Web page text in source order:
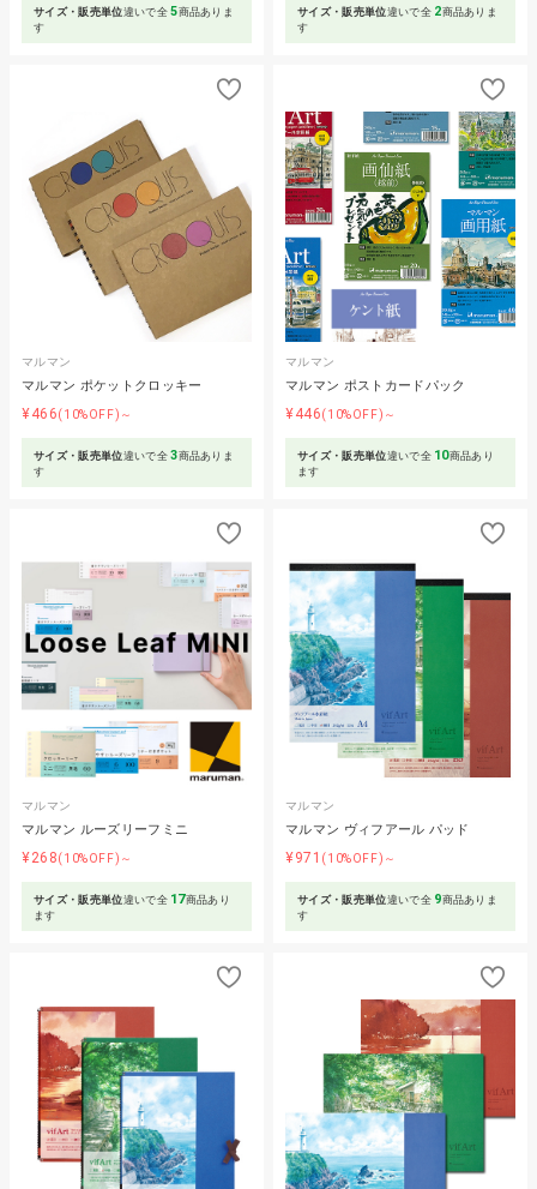
サイズ・販売単位違いで全5商品ありま
す
サイズ・販売単位違いで全 2商品ありま
す
マルマン
マルマン ポケットクロッキー
¥466(10%OFF)～
サイズ・販売単位違いで全3商品ありま
す
マルマン
マルマン ポストカードパック
¥446(10%OFF)～
サイズ・販売単位違いで全 10商品あり
ます
マルマン
マルマン ルーズリーフミニ
¥268(10%OFF)～
サイズ・販売単位違いで全 17商品あり
ます
マルマン
マルマン ヴィフアール パッド
¥971 (10%OFF)～
サイズ・販売単位違いで全 9商品ありま
す